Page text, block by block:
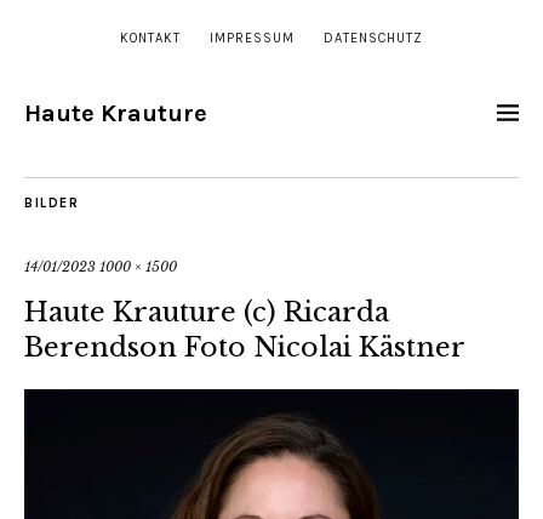
KONTAKT IMPRESSUM DATENSCHUTZ
Haute Krauture
BILDER
14/01/2023 1000 × 1500
Haute Krauture (c) Ricarda
Berendson Foto Nicolai Kästner